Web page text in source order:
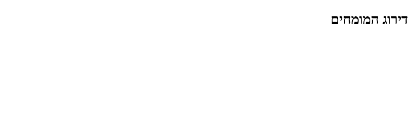
דירוג המומחים